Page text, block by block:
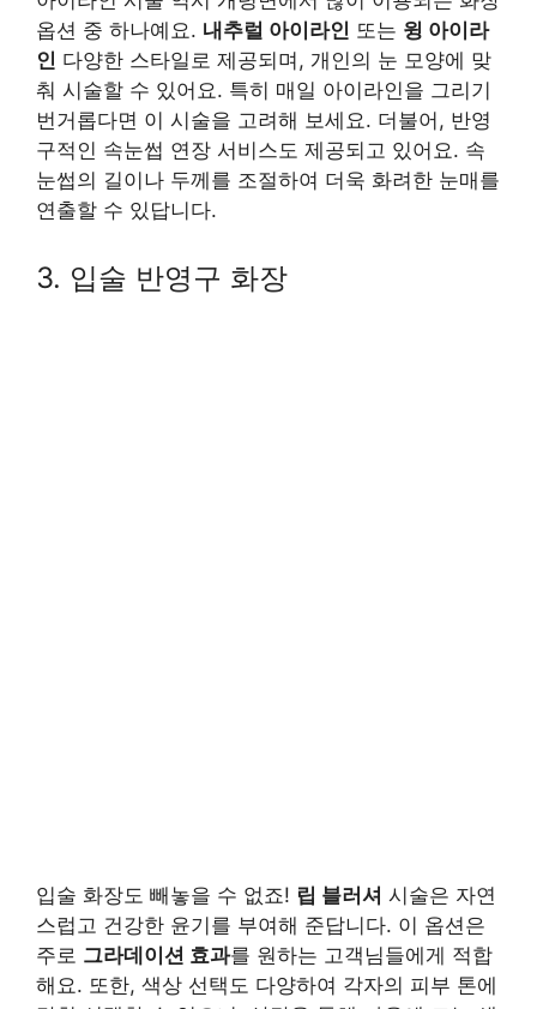
옵션 중 하나예요. 내추럴 아이라인 또는 윙 아이라
인 다양한 스타일로 제공되며, 개인의 눈 모양에 맞
춰 시술할 수 있어요. 특히 매일 아이라인을 그리기
번거롭다면 이 시술을 고려해 보세요. 더불어, 반영
구적인 속눈썹 연장 서비스도 제공되고 있어요. 속
눈썹의 길이나 두께를 조절하여 더욱 화려한 눈매를
연출할 수 있답니다.
3. 입술 반영구 화장
입술 화장도 빼놓을 수 없죠! 립 블러셔 시술은 자연
스럽고 건강한 윤기를 부여해 준답니다. 이 옵션은
주로 그라데이션 효과를 원하는 고객님들에게 적합
해요. 또한, 색상 선택도 다양하여 각자의 피부 톤에